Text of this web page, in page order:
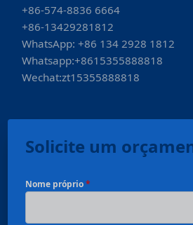
+86-574-8836 6664
+86-13429281812
WhatsApp: +86 134 2928 1812
Whatsapp:+8615355888818
Wechat:zt15355888818
Solicite um
Nome próprio*